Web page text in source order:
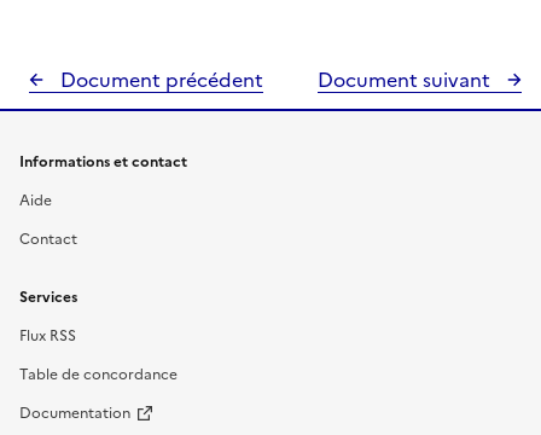
Document précédent Document suivant
Informations et contact
Aide
Contact
Services
Flux RSS
Table de concordance
Documentation